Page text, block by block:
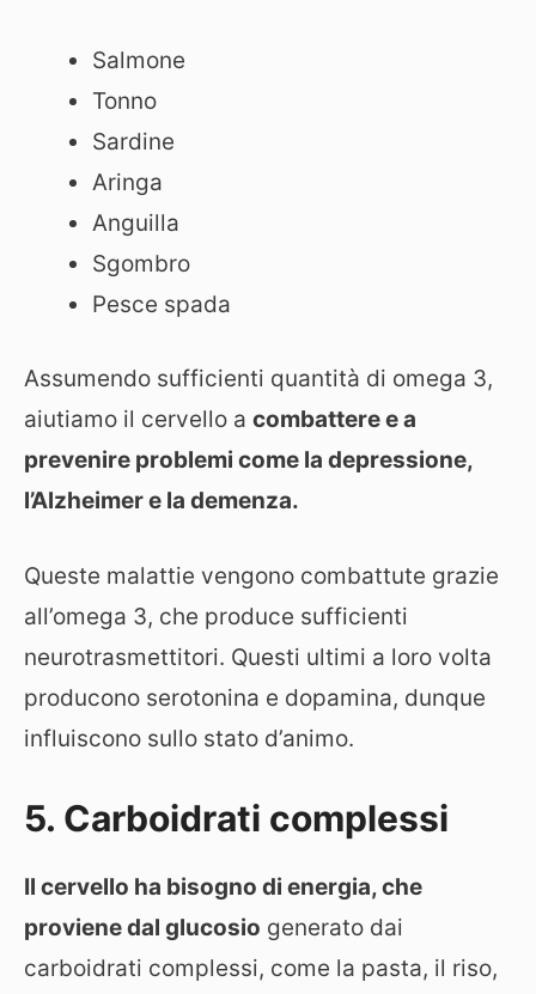
Salmone
Tonno
Sardine
Aringa
Anguilla
Sgombro
Pesce spada
Assumendo sufficienti quantità di omega 3,
aiutiamo il cervello a combattere e a
prevenire problemi come la depressione,
l’Alzheimer e la demenza.
Queste malattie vengono combattute grazie
all’omega 3, che produce sufficienti
neurotrasmettitori. Questi ultimi a loro volta
producono serotonina e dopamina, dunque
influiscono sullo stato d’animo.
5. Carboidrati complessi
Il cervello ha bisogno di energia, che
proviene dal glucosio generato dai
carboidrati complessi, come la pasta, il riso,